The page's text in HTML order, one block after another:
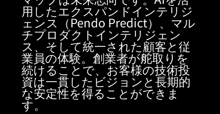
用したエクスパンドインテリジ
ェンス（Pendo Predict）、マル
チプロダクトインテリジェン
ス、そして統一された顧客と従
業員の体験。創業者が舵取りを
続けることで、お客様の技術投
資は一貫したビジョンと長期的
な安定性を得ることができま
す。